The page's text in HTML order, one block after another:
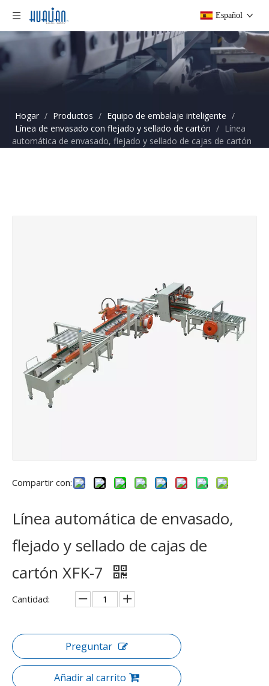
Español
Hogar / Productos / Equipo de embalaje inteligente /
Línea de envasado con flejado y sellado de cartón / Línea
automática de envasado, flejado y sellado de cajas de cartón
Compartir con:
Línea automática de envasado,
flejado y sellado de cajas de
cartón XFK-7
Cantidad:
Preguntar
Añadir al carrito